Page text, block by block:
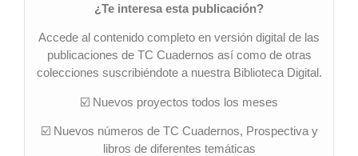
¿Te interesa esta publicación?
Accede al contenido completo en versión digital de las
publicaciones de TC Cuadernos así como de otras
colecciones suscribiéndote a nuestra Biblioteca Digital.
☑️ Nuevos proyectos todos los meses
☑️ Nuevos números de TC Cuadernos, Prospectiva y
libros de diferentes temáticas